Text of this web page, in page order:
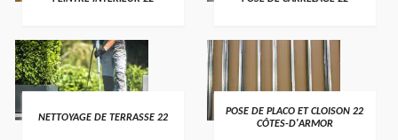
NETTOYAGE DE TERRASSE 22
POSE DE PLACO ET CLOISON 22
CÔTES-D'ARMOR